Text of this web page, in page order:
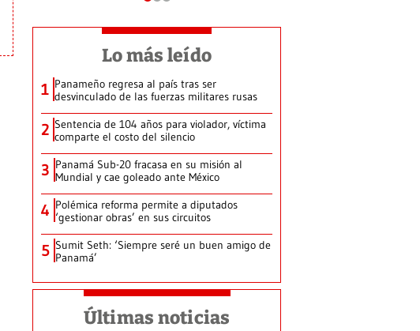
Lo más leído
1 Panameño regresa al país tras ser
desvinculado de las fuerzas militares rusas
2 Sentencia de 104 años para violador, víctima
comparte el costo del silencio
3 Panamá Sub-20 fracasa en su misión al
Mundial y cae goleado ante México
4 Polémica reforma permite a diputados
‘gestionar obras’ en sus circuitos
5 Sumit Seth: ‘Siempre seré un buen amigo de
Panamá’
Últimas noticias